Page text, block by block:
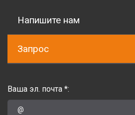
Напишите нам
Запрос
Ваша эл. почта *: